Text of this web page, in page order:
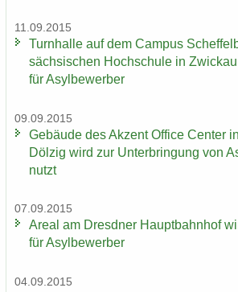
11.09.2015
Turn­hal­le auf dem Cam­pus
säch­si­schen Hoch­schu­le in
für Asyl­be­wer­ber
09.09.2015
Ge­bäu­de des Ak­zent Of­fice Cen­ter
Döl­zig wird zur Un­ter­brin­gung von
nutzt
07.09.2015
Areal am Dresd­ner Haupt­bahn­hof
für Asyl­be­wer­ber
04.09.2015